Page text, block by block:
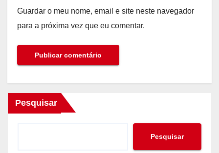
Guardar o meu nome, email e site neste navegador
para a próxima vez que eu comentar.
Pesquisar
Pesquisar